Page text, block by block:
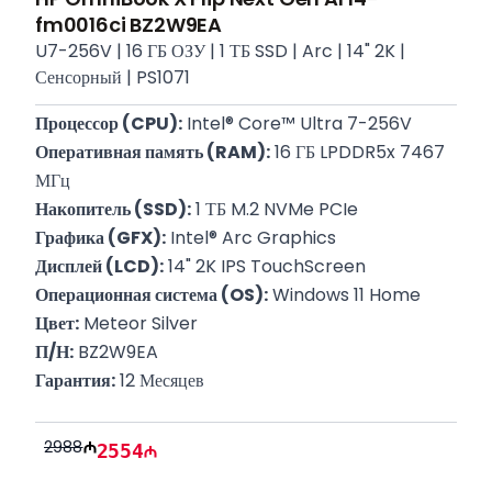
fm0016ci BZ2W9EA
U7-256V | 16 ГБ ОЗУ | 1 ТБ SSD | Arc | 14" 2K |
Сенсорный | PS1071
Процессор (CPU): Intel® Core™ Ultra 7-256V
Оперативная память (RAM): 16 ГБ LPDDR5x 7467
МГц
Накопитель (SSD): 1 ТБ M.2 NVMe PCIe
Графика (GFX): Intel® Arc Graphics
Дисплей (LCD): 14" 2K IPS TouchScreen
Операционная система (OS): Windows 11 Home
Цвет: Meteor Silver
П/Н: BZ2W9EA
Гарантия: 12 Месяцев
2988 2554